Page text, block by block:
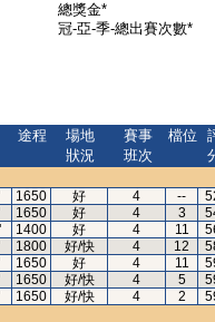
總獎金*
冠-亞-季-總出賽次數*
途程
場地
狀況
賽事
班次
檔位
1650 好 4 --
1650 好 4 3
1400 好 4 11
1800 好/快 4 12
1650 好 4 11
1650 好/快 4 5
1650 好/快 4 2